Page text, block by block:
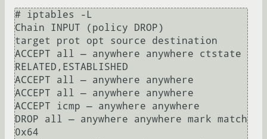
# iptables -L
Chain INPUT (policy DROP)
target prot opt source destination
ACCEPT all — anywhere anywhere ctstate
RELATED,ESTABLISHED
ACCEPT all — anywhere anywhere
ACCEPT all — anywhere anywhere
ACCEPT icmp — anywhere anywhere
DROP all — anywhere anywhere mark match
0x64